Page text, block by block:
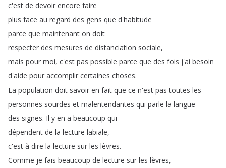
c'est de devoir encore faire
plus face au regard des gens que d'habitude
parce que maintenant on doit
respecter des mesures de distanciation sociale,
mais pour moi, c'est pas possible parce que des fois j'ai besoin
d'aide pour accomplir certaines choses.
La population doit savoir en fait que ce n'est pas toutes les
personnes sourdes et malentendantes qui parle la langue
des signes. Il y en a beaucoup qui
dépendent de la lecture labiale,
c'est à dire la lecture sur les lèvres.
Comme je fais beaucoup de lecture sur les lèvres,